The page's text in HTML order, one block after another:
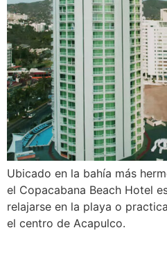
Ubicado en la bahía más
el Copacabana Beach Hotel
relajarse en la playa o
el centro de Acapulco.